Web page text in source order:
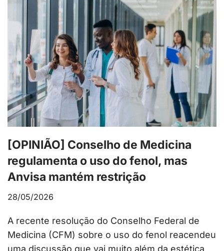
[OPINIÃO] Conselho de Medicina
regulamenta o uso do fenol, mas
Anvisa mantém restrição
28/05/2026
A recente resolução do Conselho Federal de
Medicina (CFM) sobre o uso do fenol reacendeu
uma discussão que vai muito além da estética